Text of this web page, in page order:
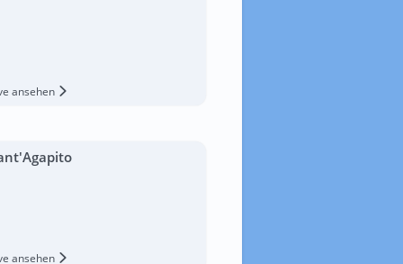
ansehen
ansehen